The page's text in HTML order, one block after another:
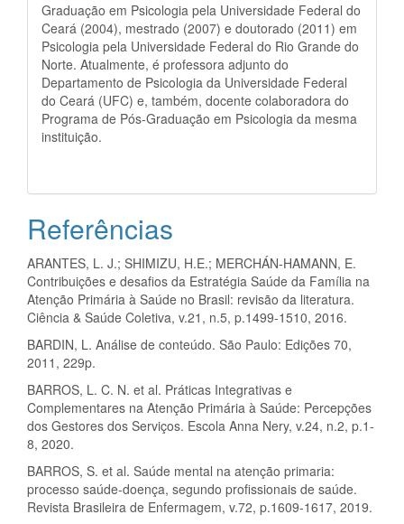
Graduação em Psicologia pela Universidade Federal do
Ceará (2004), mestrado (2007) e doutorado (2011) em
Psicologia pela Universidade Federal do Rio Grande do
Norte. Atualmente, é professora adjunto do
Departamento de Psicologia da Universidade Federal
do Ceará (UFC) e, também, docente colaboradora do
Programa de Pós-Graduação em Psicologia da mesma
instituição.
Referências
ARANTES, L. J.; SHIMIZU, H.E.; MERCHÁN-HAMANN, E.
Contribuições e desafios da Estratégia Saúde da Família na
Atenção Primária à Saúde no Brasil: revisão da literatura.
Ciência & Saúde Coletiva, v.21, n.5, p.1499-1510, 2016.
BARDIN, L. Análise de conteúdo. São Paulo: Edições 70,
2011, 229p.
BARROS, L. C. N. et al. Práticas Integrativas e
Complementares na Atenção Primária à Saúde: Percepções
dos Gestores dos Serviços. Escola Anna Nery, v.24, n.2, p.1-
8, 2020.
BARROS, S. et al. Saúde mental na atenção primaria:
processo saúde-doença, segundo profissionais de saúde.
Revista Brasileira de Enfermagem, v.72, p.1609-1617, 2019.